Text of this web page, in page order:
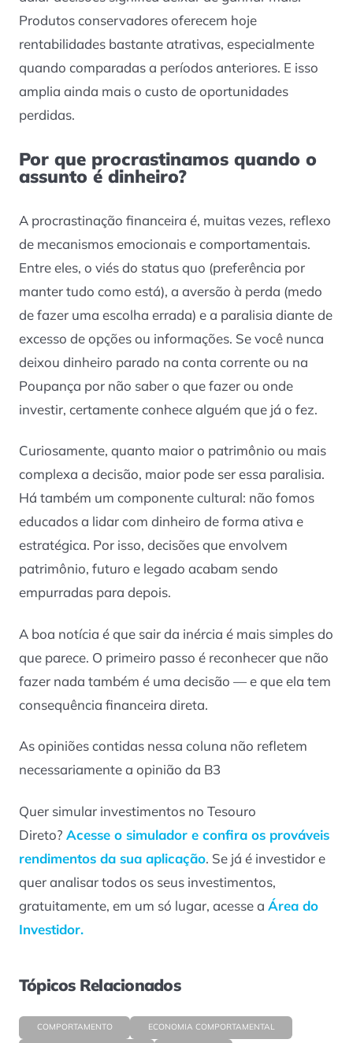
Produtos conservadores oferecem hoje
rentabilidades bastante atrativas, especialmente
quando comparadas a períodos anteriores. E isso
amplia ainda mais o custo de oportunidades
perdidas.
Por que procrastinamos quando o
assunto é dinheiro?
A procrastinação financeira é, muitas vezes, reflexo
de mecanismos emocionais e comportamentais.
Entre eles, o viés do status quo (preferência por
manter tudo como está), a aversão à perda (medo
de fazer uma escolha errada) e a paralisia diante de
excesso de opções ou informações. Se você nunca
deixou dinheiro parado na conta corrente ou na
Poupança por não saber o que fazer ou onde
investir, certamente conhece alguém que já o fez.
Curiosamente, quanto maior o patrimônio ou mais
complexa a decisão, maior pode ser essa paralisia.
Há também um componente cultural: não fomos
educados a lidar com dinheiro de forma ativa e
estratégica. Por isso, decisões que envolvem
patrimônio, futuro e legado acabam sendo
empurradas para depois.
A boa notícia é que sair da inércia é mais simples do
que parece. O primeiro passo é reconhecer que não
fazer nada também é uma decisão — e que ela tem
consequência financeira direta.
As opiniões contidas nessa coluna não refletem
necessariamente a opinião da B3
Quer simular investimentos no Tesouro
Direto? Acesse o simulador e confira os prováveis
rendimentos da sua aplicação. Se já é investidor e
quer analisar todos os seus investimentos,
gratuitamente, em um só lugar, acesse a Área do
Investidor.
Tópicos Relacionados
COMPORTAMENTO ECONOMIA COMPORTAMENTAL